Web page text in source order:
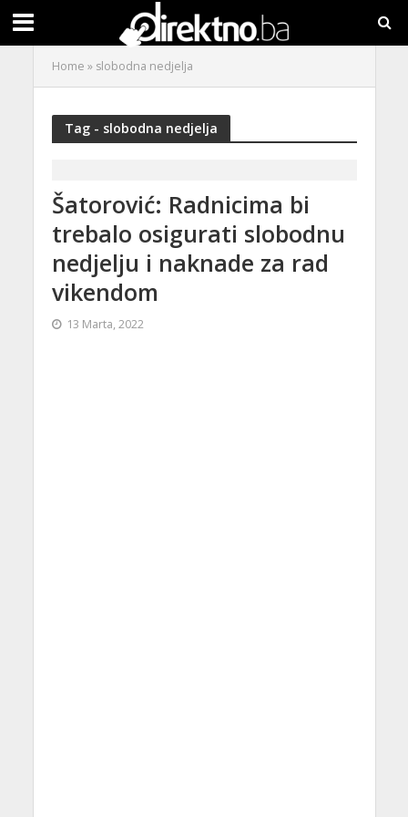
Home » slobodna nedjelja
Tag - slobodna nedjelja
Šatorović: Radnicima bi
trebalo osigurati slobodnu
nedjelju i naknade za rad
vikendom
13 Marta, 2022